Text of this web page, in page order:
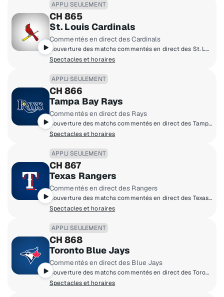
APPLI SEULEMENT
CH 865
St. Louis Cardinals
Commentés en direct des Cardinals
Couverture des matchs commentés en direct des St. Louis Cardinals à domicile.
Spectacles et horaires
APPLI SEULEMENT
CH 866
Tampa Bay Rays
Commentés en direct des Rays
Couverture des matchs commentés en direct des Tampa Bay Rays à domicile.
Spectacles et horaires
APPLI SEULEMENT
CH 867
Texas Rangers
Commentés en direct des Rangers
Couverture des matchs commentés en direct des Texas Rangers à domicile.
Spectacles et horaires
APPLI SEULEMENT
CH 868
Toronto Blue Jays
Commentés en direct des Blue Jays
Couverture des matchs commentés en direct des Toronto Blue Jays à domicile.
Spectacles et horaires